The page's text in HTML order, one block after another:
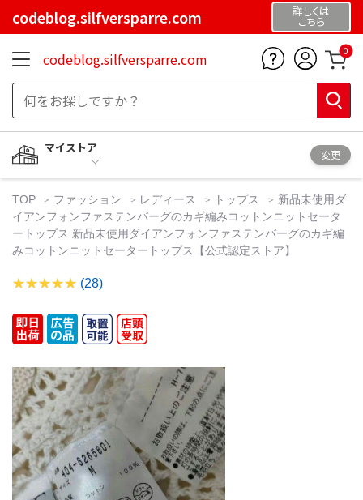
codeblog.silfversparre.com 詳しくは
こちら
codeblog.silfversparre.com 0
マイストア
変更
TOP ファッション レディース トップス
新品未使用ダ
イアンフォンファステンバーグのカギ編みコットンニットセータ
ートップス 新品未使用ダイアンフォンファステンバーグのカギ編
みコットンニットセータートップス【公式認定ストア】
(28)